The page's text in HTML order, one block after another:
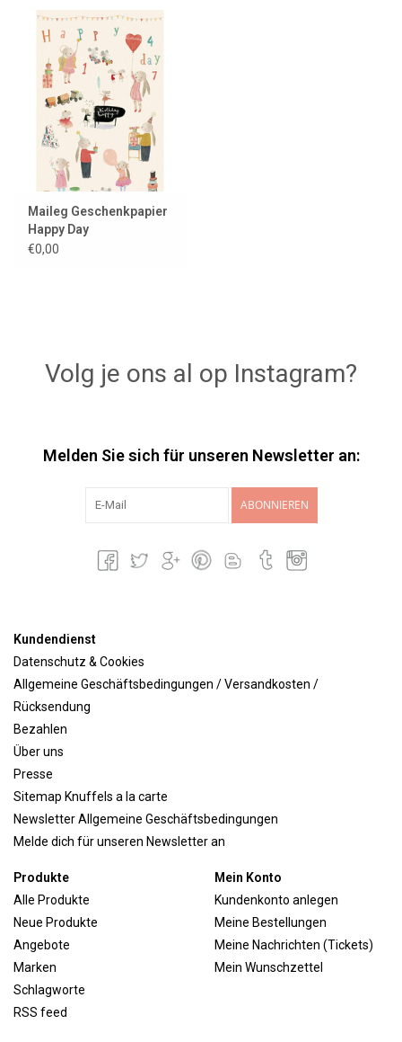
Maileg Geschenkpapier
Happy Day
€0,00
Volg je ons al op Instagram?
Melden Sie sich für unseren Newsletter an:
ABONNIEREN
Kundendienst
Datenschutz & Cookies
Allgemeine Geschäftsbedingungen / Versandkosten /
Rücksendung
Bezahlen
Über uns
Presse
Sitemap Knuffels a la carte
Newsletter Allgemeine Geschäftsbedingungen
Melde dich für unseren Newsletter an
Produkte
Alle Produkte
Neue Produkte
Angebote
Marken
Schlagworte
RSS feed
Mein Konto
Kundenkonto anlegen
Meine Bestellungen
Meine Nachrichten (Tickets)
Mein Wunschzettel